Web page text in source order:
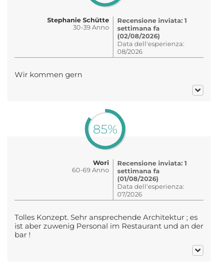
Stephanie Schütte
30-39 Anno
Recensione inviata: 1
settimana fa
(02/08/2026)
Data dell'esperienza:
08/2026
Wir kommen gern
85%
Wori
60-69 Anno
Recensione inviata: 1
settimana fa
(01/08/2026)
Data dell'esperienza:
07/2026
Tolles Konzept. Sehr ansprechende Architektur ; es
ist aber zuwenig Personal im Restaurant und an der
bar !